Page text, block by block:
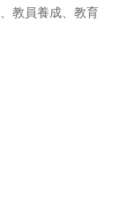
教員養成、教育